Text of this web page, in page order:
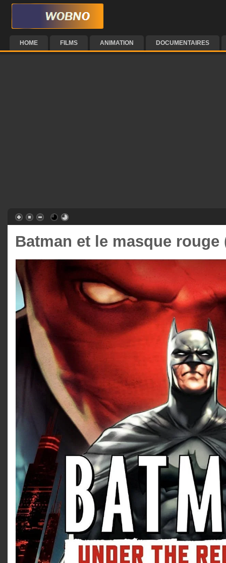
HOME FILMS ANIMATION DOCUMENTAIRES
Batman et le masque rouge